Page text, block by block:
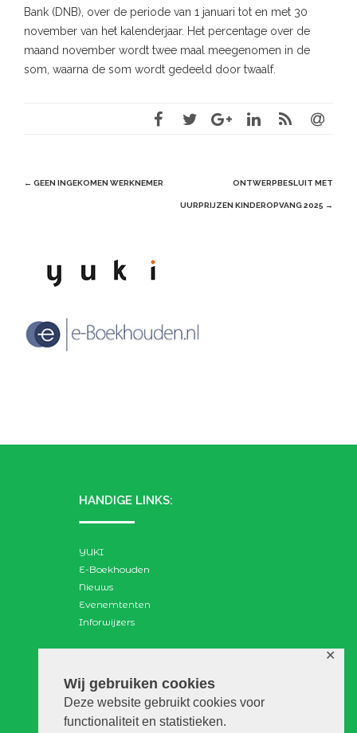
Wij gebruiken cookies
Deze website gebruikt cookies voor
functionaliteit en statistieken.
✕
Bank (DNB), over de periode van 1 januari tot en met 30
november van het kalenderjaar. Het percentage over de
maand november wordt twee maal meegenomen in de
som, waarna de som wordt gedeeld door twaalf.
Post
← GEEN INGEKOMEN WERKNEMER ONTWERPBESLUIT MET
UURPRIJZEN KINDEROPVANG 2025 →
HANDIGE LINKS:
YUKI
E-Boekhouden
Nieuws
Evenemtenten
Inforwijzers